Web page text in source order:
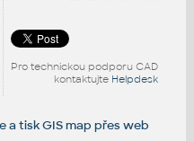
Pro technickou podporu CAD
kontaktujte Helpdesk
a tisk GIS map přes web